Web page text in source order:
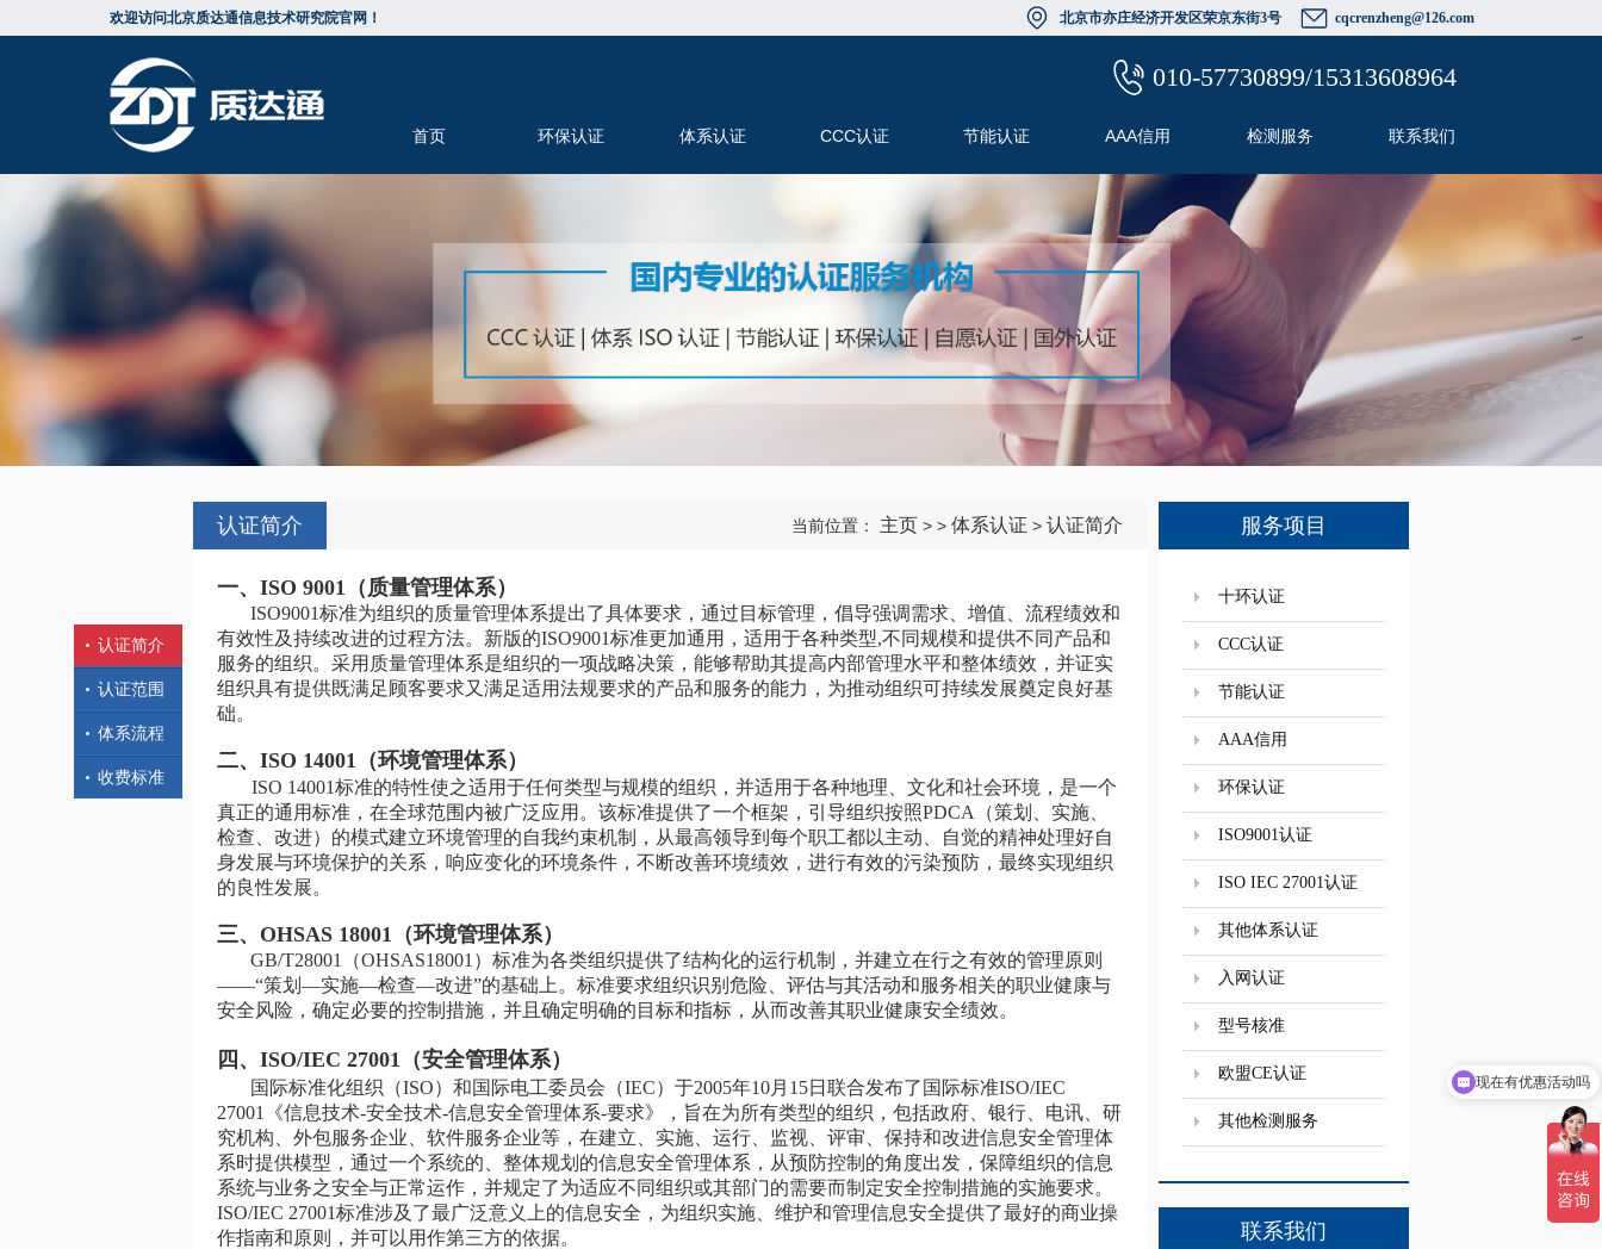
欢迎访问北京质达通信息技术研究院官网！ cqcrenzheng@126.com
北京市亦庄经济开发区荣京东街3号
010-57730899/15313608964
首页 环保认证 体系认证 CCC认证 节能认证 AAA信用 检测服务 联系我们
认证简介
认证范围
体系流程
收费标准
当前位置： 主页 > > 体系认证 > 认证简介
认证简介
一、ISO 9001（质量管理体系）
ISO9001标准为组织的质量管理体系提出了具体要求，通过目标管理，倡导强调需求、增值、流程绩效和
有效性及持续改进的过程方法。新版的ISO9001标准更加通用，适用于各种类型,不同规模和提供不同产品和
服务的组织。 采用质量管理体系是组织的一项战略决策，能够帮助其提高内部管理水平和整体绩效，并证实
组织具有提供既满足顾客要求又满足适用法规要求的产品和服务的能力，为推动组织可持续发展奠定良好基
础。
二、ISO 14001（环境管理体系）
ISO 14001标准的特性使之适用于任何类型与规模的组织，并适用于各种地理、文化和社会环境，是一个
真正的通用标准，在全球范围内被广泛应用。该标准提供了一个框架，引导组织按照PDCA（策划、实施、
检查、改进）的模式建立环境管理的自我约束机制，从最高领导到每个职工都以主动、自觉的精神处理好自
身发展与环境保护的关系，响应变化的环境条件，不断改善环境绩效，进行有效的污染预防，最终实现组织
的良性发展。
三、OHSAS 18001（环境管理体系）
GB/T28001（OHSAS18001）标准为各类组织提供了结构化的运行机制，并建立在行之有效的管理原则
——“策划—实施—检查—改进”的基础上。标准要求组织识别危险、评估与其活动和服务相关的职业健康与
安全风险，确定必要的控制措施，并且确定明确的目标和指标，从而改善其职业健康安全绩效。
四、ISO/IEC 27001（安全管理体系）
国际标准化组织（ISO）和国际电工委员会（IEC）于2005年10月15日联合发布了国际标准ISO/IEC
27001《信息技术-安全技术-信息安全管理体系-要求》，旨在为所有类型的组织，包括政府、银行、电讯、研
究机构、外包服务企业、软件服务企业等，在建立、实施、运行、监视、评审、保持和改进信息安全管理体
系时提供模型，通过一个系统的、整体规划的信息安全管理体系，从预防控制的角度出发，保障组织的信息
系统与业务之安全与正常运作，并规定了为适应不同组织或其部门的需要而制定安全控制措施的实施要求。
ISO/IEC 27001标准涉及了最广泛意义上的信息安全，为组织实施、维护和管理信息安全提供了最好的商业操
作指南和原则，并可以用作第三方的依据。
服务项目
十环认证
CCC认证
节能认证
AAA信用
环保认证
ISO9001认证
ISO IEC 27001认证
其他体系认证
入网认证
型号核准
欧盟CE认证
其他检测服务
联系我们
现在有优惠活动吗